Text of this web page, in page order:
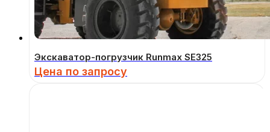
Экскаватор-погрузчик Runmax SE325
Цена по запросу